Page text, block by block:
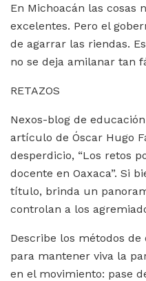
En Michoacán las cosas
excelentes. Pero el
de agarrar las riendas.
no se deja amilanar tan
RETAZOS
Nexos-blog de
artículo de Óscar Hugo
desperdicio, “Los retos
docente en Oaxaca”. Si
título, brinda un
controlan a los
Describe los métodos
para mantener viva la
en el movimiento: pase